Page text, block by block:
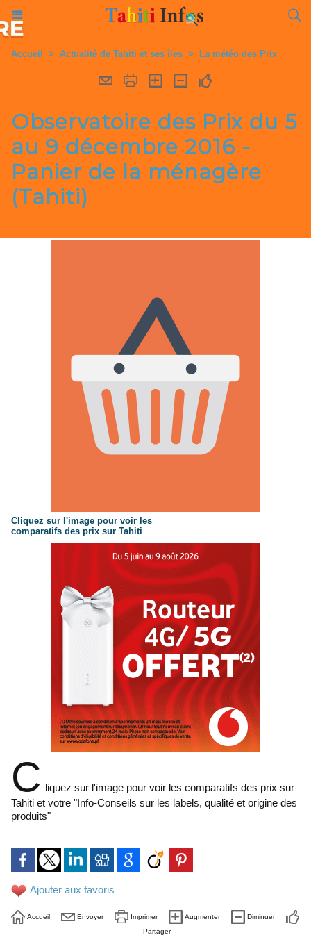
Accueil > Actualité de Tahiti et ses îles > La météo des Prix
Observatoire des Prix du 5
au 9 décembre 2016 -
Panier de la ménagère
(Tahiti)
Cliquez sur l'image pour voir les
comparatifs des prix sur Tahiti
C liquez sur l'image pour voir les comparatifs des prix sur
Tahiti et votre "Info-Conseils sur les labels, qualité et origine des
produits"
Ajouter aux favoris
Accueil Envoyer Imprimer Augmenter
Diminuer
Partager